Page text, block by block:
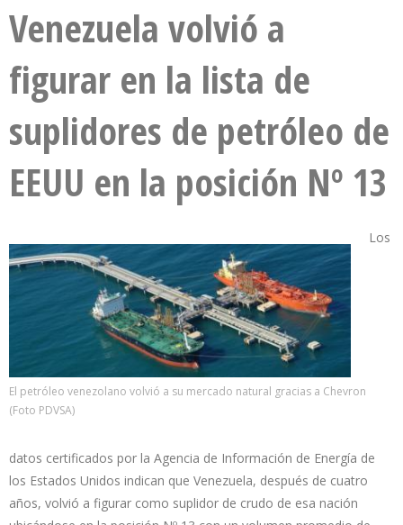
Venezuela volvió a
figurar en la lista de
suplidores de petróleo de
EEUU en la posición Nº 13
El petróleo venezolano volvió a su mercado natural gracias a Chevron
(Foto PDVSA)
Los
datos certificados por la Agencia de Información de Energía de
los Estados Unidos indican que Venezuela, después de cuatro
años, volvió a figurar como suplidor de crudo de esa nación